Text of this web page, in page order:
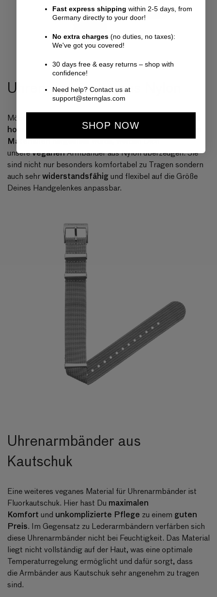
Uhrenarmbänder aus Nylon
Möchtest Du gerne ein
hohem Tragekomfort, das aber nicht aus tierischen
Materialienhergestellt wurde, werden Dich
unsereveganenArmbänder aus Nylon überzeugen. Sie
sind nicht nur besonders komfortabel zu Tragen sondern
auch sehrwiderstandsfähigund flexibel auf die Größe
Deines Handgelenkes anpassbar.
Uhrenarmbänder aus
Kautschuk
Eine weiteres veganes Material für Uhrenarmbänder ist
Fluorkautschuk. Hier hast Du maximalen
Komfort und unkomplizierte Pflege zu einem guten
Preis. Im Gegensatz zu Lederarmbändern verfärben sich
diese Uhrenarmbänder nicht bei Feuchtigkeit. Das Material
liegt nicht vollständig auf der Haut, was eine optimale
Temperaturregelung ermöglicht und dafür sorgt, dass
dieArmbänder aus Kautschuk sehr angenehm zu tragen
sind.
Fast express shipping within 2-5 days, from
Germany directly to your door!
No extra charges(no duties, no taxes):
We've got you covered!
30 days free & easy returns – shop with
confidence!
Need help? Contact us at
support@sternglas.com
SHOP NOW